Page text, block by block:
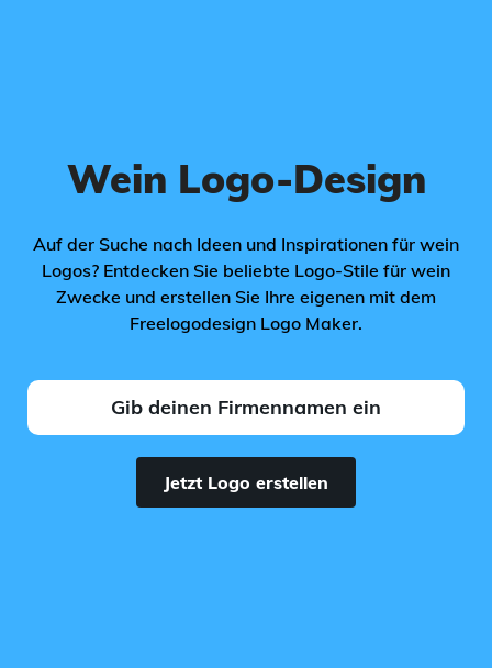
Wein Logo-Design
Auf der Suche nach Ideen und Inspirationen für wein
Logos? Entdecken Sie beliebte Logo-Stile für wein
Zwecke und erstellen Sie Ihre eigenen mit dem
Freelogodesign Logo Maker.
Jetzt Logo erstellen